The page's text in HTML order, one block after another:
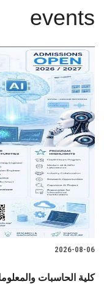
events
2026-08-06
كلية الحاسبات